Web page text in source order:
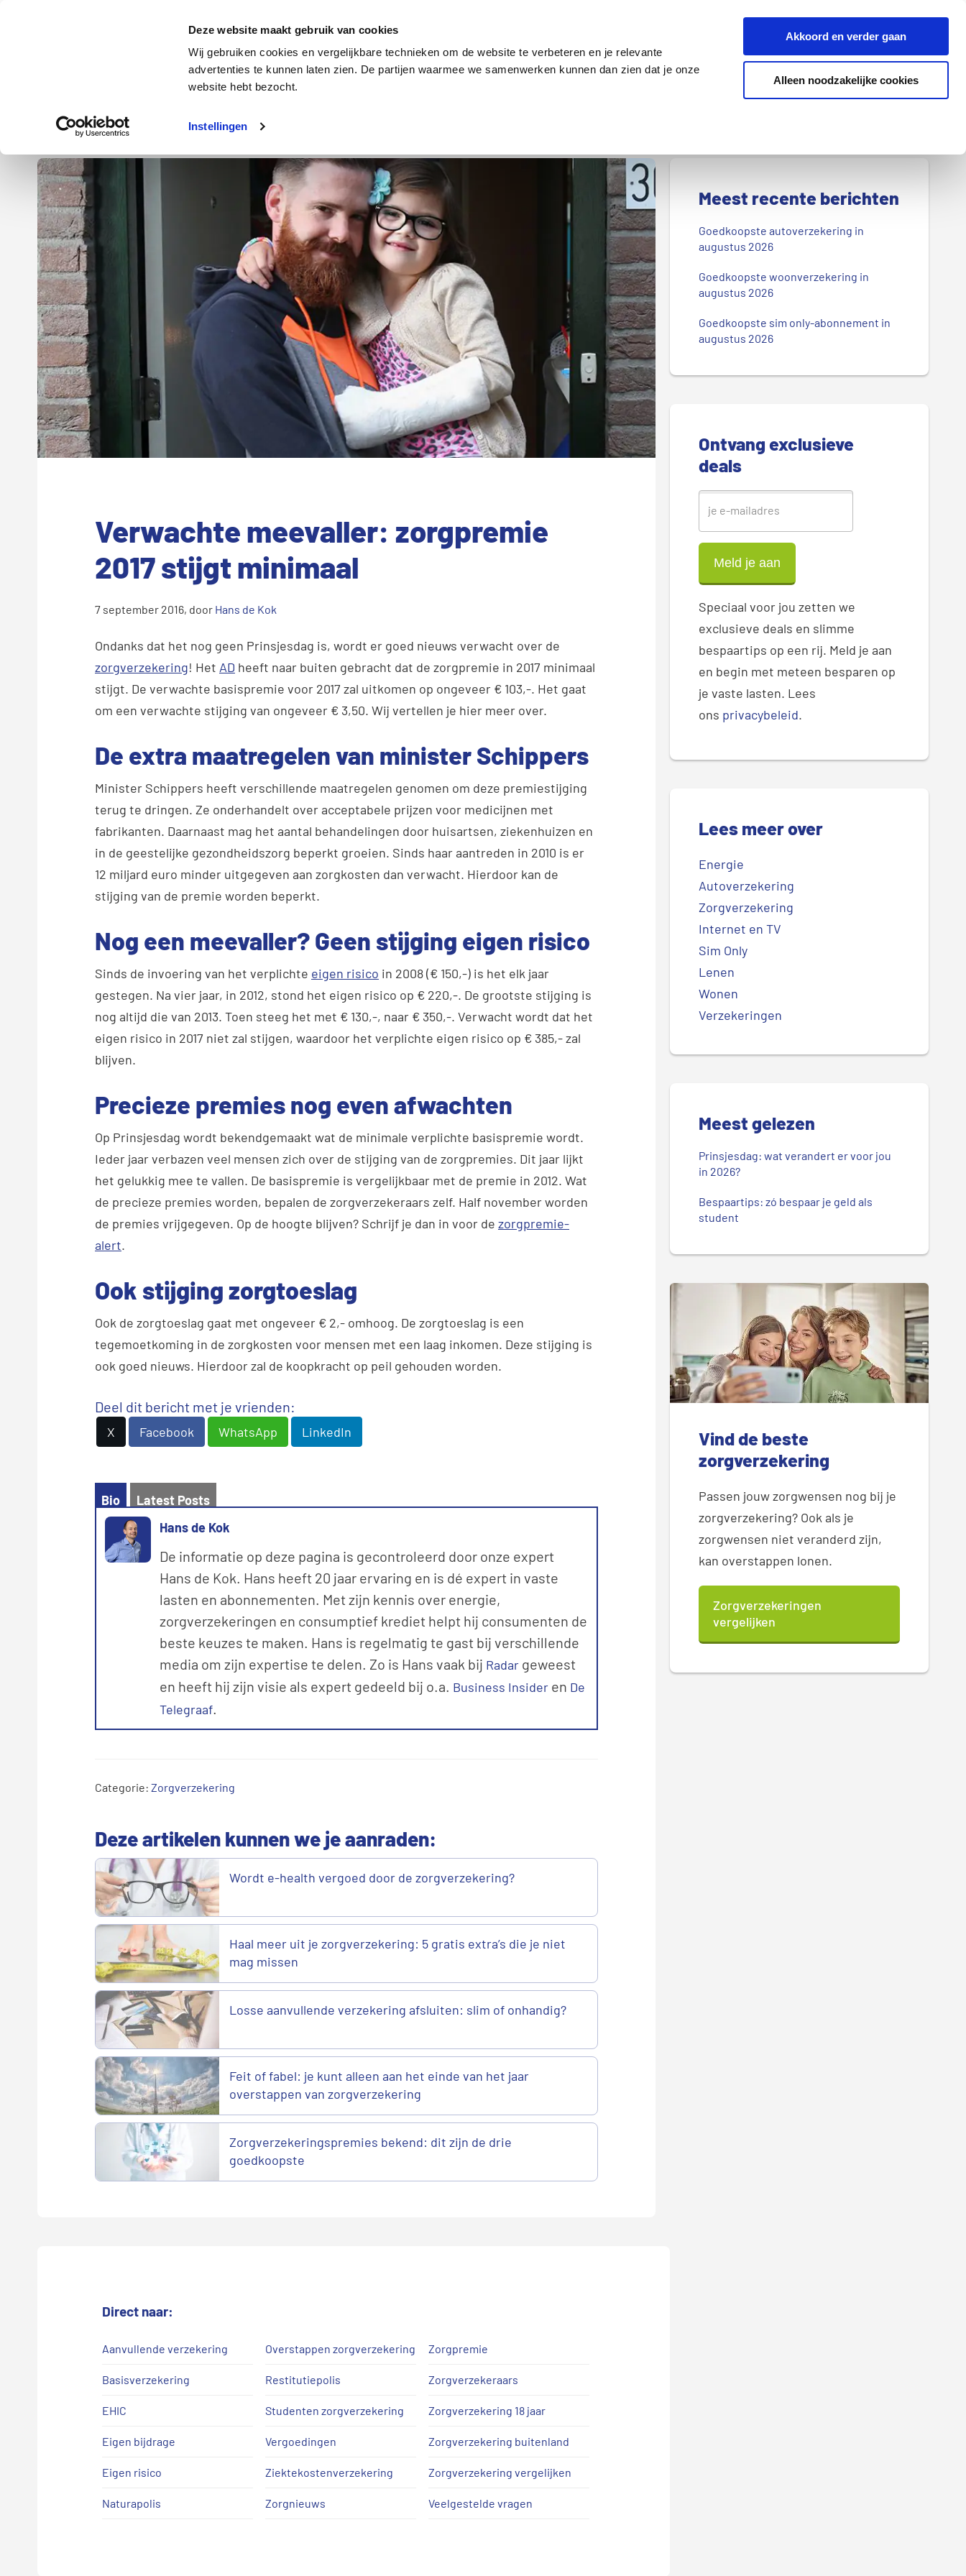
Deze website maakt gebruik van cookies
Wij gebruiken cookies en vergelijkbare technieken om de website te verbeteren en je relevante
advertenties te kunnen laten zien. De partijen waarmee we samenwerken kunnen dan zien dat je onze
website hebt bezocht.
Instellingen
Akkoord en verder gaan
Alleen noodzakelijke cookies
Energie Verzekeringen Internet en tv
Z
e
k
d
n
b
o
g
.
.
Energie Autoverzekering
Verwachte meevaller: zorgpremie
2017 stijgt minimaal
7 september 2016, door Hans de Kok
Ondanks dat het nog geen Prinsjesdag is, wordt er goed nieuws verwacht over de
zorgverzekering! Het AD heeft naar buiten gebracht dat de zorgpremie in 2017 minimaal
stijgt. De verwachte basispremie voor 2017 zal uitkomen op ongeveer € 103,-. Het gaat
om een verwachte stijging van ongeveer € 3,50. Wij vertellen je hier meer over.
De extra maatregelen van minister Schippers
Minister Schippers heeft verschillende maatregelen genomen om deze premiestijging
terug te dringen. Ze onderhandelt over acceptabele prijzen voor medicijnen met
fabrikanten. Daarnaast mag het aantal behandelingen door huisartsen, ziekenhuizen en
in de geestelijke gezondheidszorg beperkt groeien. Sinds haar aantreden in 2010 is er
12 miljard euro minder uitgegeven aan zorgkosten dan verwacht. Hierdoor kan de
stijging van de premie worden beperkt.
Nog een meevaller? Geen stijging eigen risico
Sinds de invoering van het verplichte eigen risico in 2008 (€ 150,-) is het elk jaar
gestegen. Na vier jaar, in 2012, stond het eigen risico op € 220,-. De grootste stijging is
nog altijd die van 2013. Toen steeg het met € 130,-, naar € 350,-. Verwacht wordt dat het
eigen risico in 2017 niet zal stijgen, waardoor het verplichte eigen risico op € 385,- zal
blijven.
Precieze premies nog even afwachten
Op Prinsjesdag wordt bekendgemaakt wat de minimale verplichte basispremie wordt.
Ieder jaar verbazen veel mensen zich over de stijging van de zorgpremies. Dit jaar lijkt
het gelukkig mee te vallen. De basispremie is vergelijkbaar met de premie in 2012. Wat
de precieze premies worden, bepalen de zorgverzekeraars zelf. Half november worden
de premies vrijgegeven. Op de hoogte blijven? Schrijf je dan in voor de zorgpremie-
alert.
Ook stijging zorgtoeslag
Ook de zorgtoeslag gaat met ongeveer € 2,- omhoog. De zorgtoeslag is een
tegemoetkoming in de zorgkosten voor mensen met een laag inkomen. Deze stijging is
ook goed nieuws. Hierdoor zal de koopkracht op peil gehouden worden.
Deel dit bericht met je vrienden:
X Facebook WhatsApp LinkedIn
Bio
Latest Posts
Hans de Kok
De informatie op deze pagina is gecontroleerd door onze expert
Hans de Kok. Hans heeft 20 jaar ervaring en is dé expert in vaste
lasten en abonnementen. Met zijn kennis over energie,
zorgverzekeringen en consumptief krediet helpt hij consumenten de
beste keuzes te maken. Hans is regelmatig te gast bij verschillende
media om zijn expertise te delen. Zo is Hans vaak bij Radar geweest
en heeft hij zijn visie als expert gedeeld bij o.a. Business Insider en De
Telegraaf.
Categorie: Zorgverzekering
Deze artikelen kunnen we je aanraden:
Wordt e-health vergoed door de zorgverzekering?
Haal meer uit je zorgverzekering: 5 gratis extra’s die je niet
mag missen
Losse aanvullende verzekering afsluiten: slim of onhandig?
Feit of fabel: je kunt alleen aan het einde van het jaar
overstappen van zorgverzekering
Zorgverzekeringspremies bekend: dit zijn de drie
goedkoopste
P
e
Meest recente berichten
Goedkoopste autoverzekering in
augustus 2026
Goedkoopste woonverzekering in
augustus 2026
Goedkoopste sim only-abonnement in
augustus 2026
Ontvang exclusieve
deals
Speciaal voor jou zetten we
exclusieve deals en slimme
bespaartips op een rij. Meld je aan
en begin met meteen besparen op
je vaste lasten. Lees
ons privacybeleid.
Lees meer over
Energie
Autoverzekering
Zorgverzekering
Internet en TV
Sim Only
Lenen
Wonen
Verzekeringen
Meest gelezen
Prinsjesdag: wat verandert er voor jou
in 2026?
Bespaartips: zó bespaar je geld als
student
Vind de beste
zorgverzekering
Passen jouw zorgwensen nog bij je
zorgverzekering? Ook als je
zorgwensen niet veranderd zijn,
kan overstappen lonen.
Zorgverzekeringen
vergelijken
Direct naar:
Aanvullende verzekering
Basisverzekering
EHIC
Eigen bijdrage
Eigen risico
Naturapolis
Overstappen zorgverzekering
Restitutiepolis
Studenten zorgverzekering
Vergoedingen
Ziektekostenverzekering
Zorgnieuws
Zorgpremie
Zorgverzekeraars
Zorgverzekering 18 jaar
Zorgverzekering buitenland
Zorgverzekering vergelijken
Veelgestelde vragen